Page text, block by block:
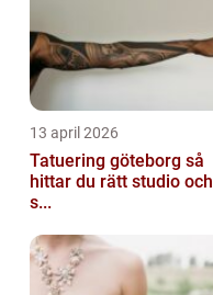
13 april 2026
Tatuering göteborg så
hittar du rätt studio och
s...